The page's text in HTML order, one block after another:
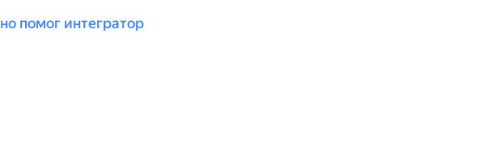
помог интегратор